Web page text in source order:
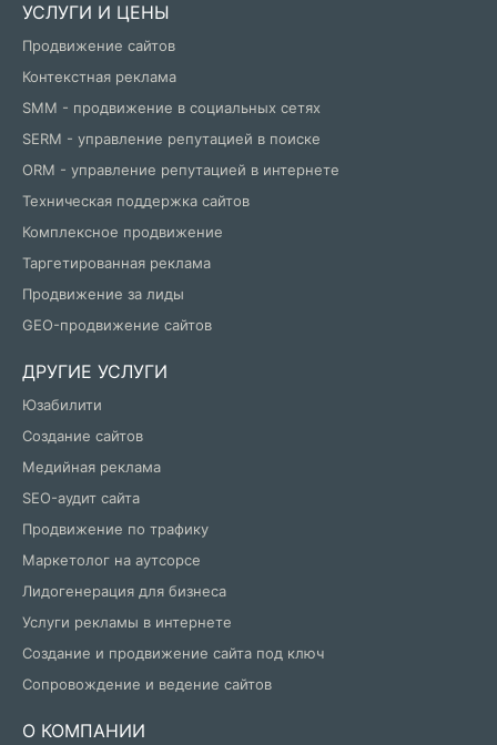
УСЛУГИ И ЦЕНЫ
Продвижение сайтов
Контекстная реклама
SMM - продвижение в социальных сетях
SERM - управление репутацией в поиске
ORM - управление репутацией в интернете
Техническая поддержка сайтов
Комплексное продвижение
Таргетированная реклама
Продвижение за лиды
GEO-продвижение сайтов
ДРУГИЕ УСЛУГИ
Юзабилити
Создание сайтов
Медийная реклама
SEO-аудит сайта
Продвижение по трафику
Маркетолог на аутсорсе
Лидогенерация для бизнеса
Услуги рекламы в интернете
Создание и продвижение сайта под ключ
Сопровождение и ведение сайтов
О КОМПАНИИ